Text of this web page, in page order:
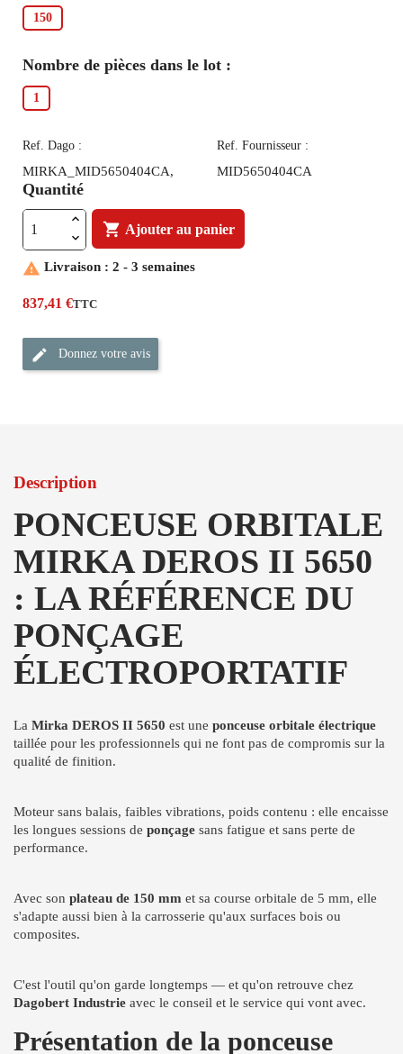
150
Nombre de pièces dans le lot :
1
Ref. Dago :
MIRKA_MID5650404CA,
Ref. Fournisseur :
MID5650404CA
Quantité
 Ajouter au panier
 Livraison : 2 - 3 semaines
837,41 €TTC
Donnez votre avis
Description
PONCEUSE ORBITALE
MIRKA DEROS II 5650
: LA RÉFÉRENCE DU
PONÇAGE
ÉLECTROPORTATIF
La Mirka DEROS II 5650 est une ponceuse orbitale électrique
taillée pour les professionnels qui ne font pas de compromis sur la
qualité de finition.
Moteur sans balais, faibles vibrations, poids contenu : elle encaisse
les longues sessions de ponçage sans fatigue et sans perte de
performance.
Avec son plateau de 150 mm et sa course orbitale de 5 mm, elle
s'adapte aussi bien à la carrosserie qu'aux surfaces bois ou
composites.
C'est l'outil qu'on garde longtemps — et qu'on retrouve chez
Dagobert Industrie avec le conseil et le service qui vont avec.
Présentation de la ponceuse